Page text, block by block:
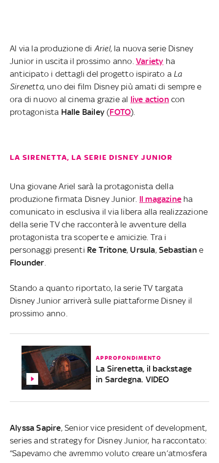
Al via la produzione di Ariel, la nuova serie Disney
Junior in uscita il prossimo anno. Variety ha
anticipato i dettagli del progetto ispirato a La
Sirenetta, uno dei film Disney più amati di sempre e
ora di nuovo al cinema grazie al live action con
protagonista Halle Bailey (FOTO).
LA SIRENETTA, LA SERIE DISNEY JUNIOR
Una giovane Ariel sarà la protagonista della
produzione firmata Disney Junior. Il magazine ha
comunicato in esclusiva il via libera alla realizzazione
della serie TV che racconterà le avventure della
protagonista tra scoperte e amicizie. Tra i
personaggi presenti Re Tritone, Ursula,Sebastian e
Flounder
Stando a quanto riportato, la serie TV targata
Disney Junior arriverà sulle piattaforme Disney il
prossimo anno.
APPROFONDIMENTO
La Sirenetta, il backstage
in Sardegna. VIDEO
Alyssa Sapire, Senior vice president of development,
series and strategy for Disney Junior, ha raccontato:
“Sapevamo che avremmo voluto creare un’atmosfera